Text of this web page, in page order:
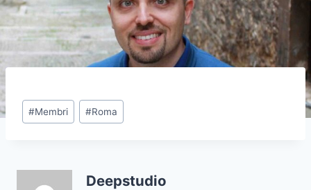
#Membri #Roma
Deepstudio